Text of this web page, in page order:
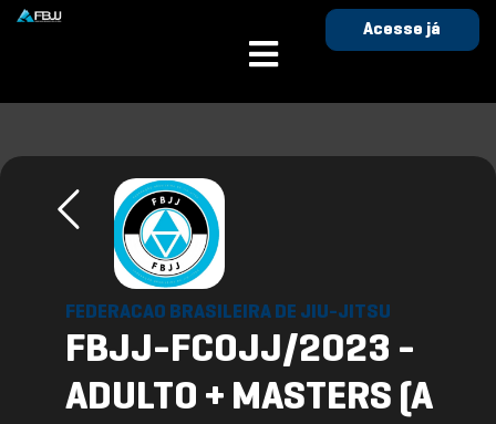
Acesse já
FEDERACAO BRASILEIRA DE JIU-JITSU
FBJJ-FCOJJ/2023 -
ADULTO + MASTERS (A